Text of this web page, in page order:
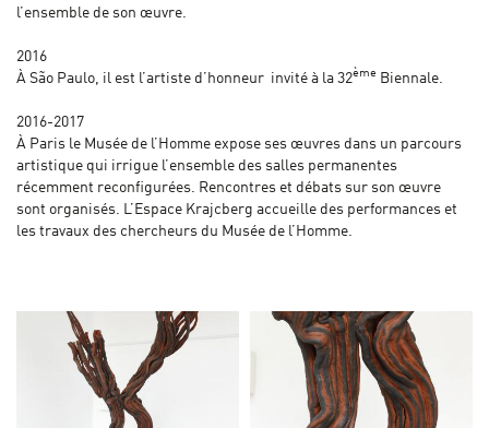
l’ensemble de son œuvre.
2016
À São Paulo, il est l’artiste d’honneur invité à la 32ème Biennale.
2016-2017
À Paris le Musée de l’Homme expose ses œuvres dans un parcours
artistique qui irrigue l’ensemble des salles permanentes
récemment reconfigurées. Rencontres et débats sur son œuvre
sont organisés. L’Espace Krajcberg accueille des performances et
les travaux des chercheurs du Musée de l’Homme.